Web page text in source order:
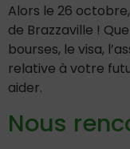
Alors le 26
de Brazzaville !
bourses, le visa,
relative à votre
aider.
Nous